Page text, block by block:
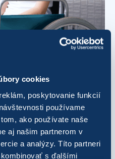
cookies
poskytovanie funkcií
používame
ako používate naše
aj našim partnerom v
a analýzy. Títo partneri
s ďalšími
z DPNB